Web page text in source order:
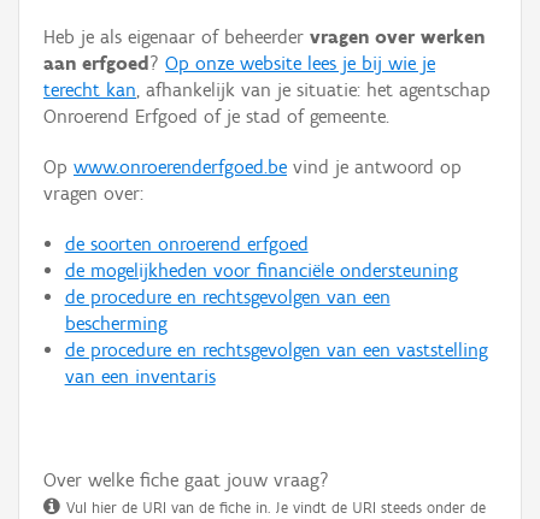
Hergebruik
Aanmelden
Heb je als eigenaar of beheerder vragen over werken
aan erfgoed ? Op onze website lees je bij wie je
terecht kan, afhankelijk van je situatie: het agentschap
Onroerend Erfgoed of je stad of gemeente.
Op www.onroerenderfgoed.be vind je antwoord op
vragen over:
de soorten onroerend erfgoed
de mogelijkheden voor financiële ondersteuning
de procedure en rechtsgevolgen van een
bescherming
de procedure en rechtsgevolgen van een vaststelling
van een inventaris
Over welke fiche gaat jouw vraag?
Vul hier de URI van de fiche in. Je vindt de URI steeds onder de